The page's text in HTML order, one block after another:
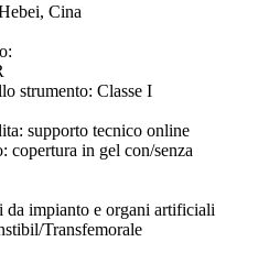
Cina
strumento: Classe I
supporto tecnico online
copertura in gel con/senza
da impianto e organi artificiali
Transfemorale